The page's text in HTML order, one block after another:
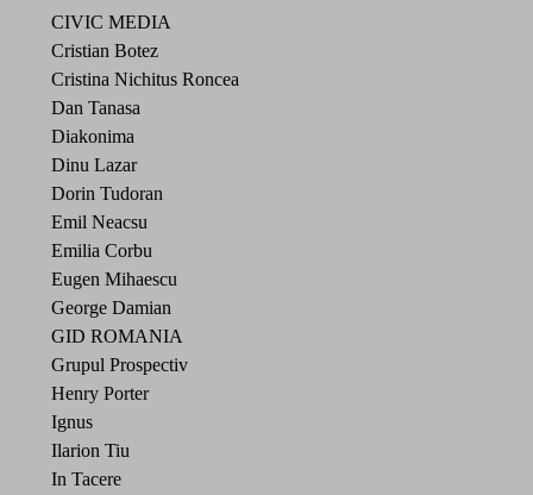
CIVIC MEDIA
Cristian Botez
Cristina Nichitus Roncea
Dan Tanasa
Diakonima
Dinu Lazar
Dorin Tudoran
Emil Neacsu
Emilia Corbu
Eugen Mihaescu
George Damian
GID ROMANIA
Grupul Prospectiv
Henry Porter
Ignus
Ilarion Tiu
In Tacere